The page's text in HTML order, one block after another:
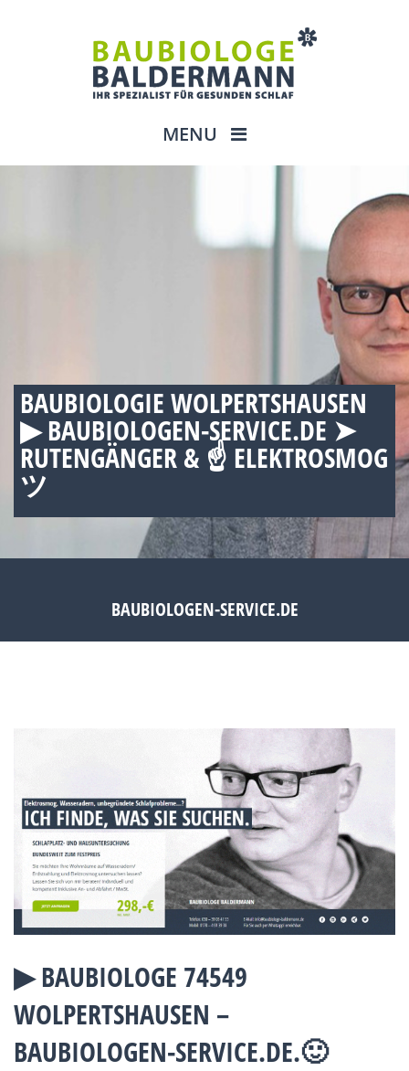
MENU
BAUBIOLOGIE WOLPERTSHAUSEN
▶︎ BAUBIOLOGEN-SERVICE.DE ➤
RUTENGÄNGER & ☝ ELEKTROSMOG
ツ
BAUBIOLOGEN-SERVICE.DE
▶︎ BAUBIOLOGE 74549
WOLPERTSHAUSEN –
BAUBIOLOGEN-SERVICE.DE.🙂